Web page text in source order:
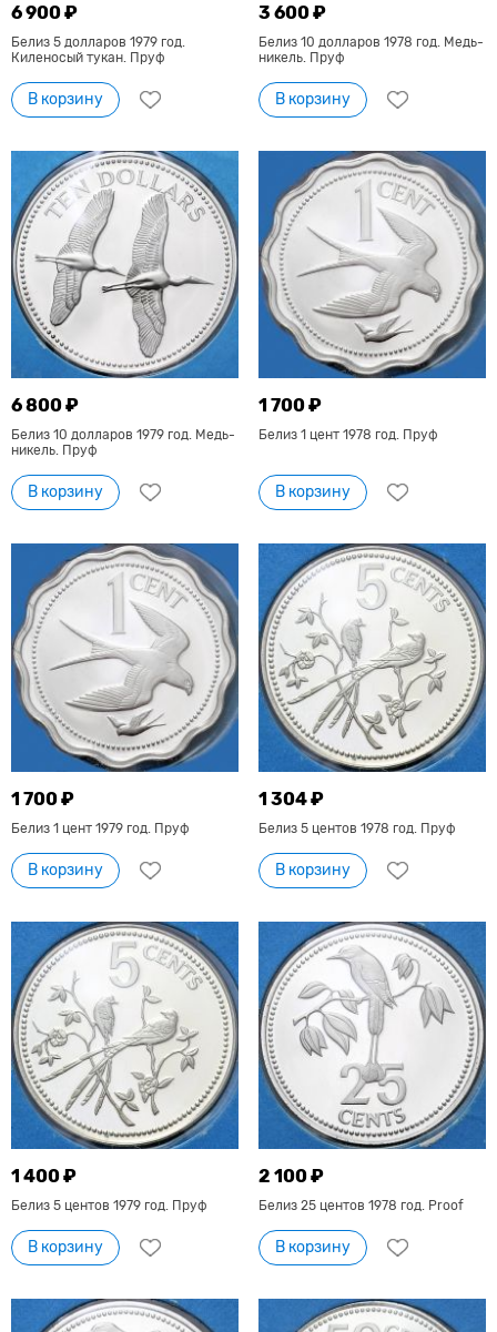
6 900 ₽
Белиз 5 долларов 1979 год.
Киленосый тукан. Пруф
В корзину
3 600 ₽
Белиз 10 долларов 1978 год. Медь-
никель. Пруф
В корзину
6 800 ₽
Белиз 10 долларов 1979 год. Медь-
никель. Пруф
В корзину
1 700 ₽
Белиз 1 цент 1978 год. Пруф
В корзину
1 700 ₽
Белиз 1 цент 1979 год. Пруф
В корзину
1 304 ₽
Белиз 5 центов 1978 год. Пруф
В корзину
1 400 ₽
Белиз 5 центов 1979 год. Пруф
В корзину
2 100 ₽
Белиз 25 центов 1978 год. Proof
В корзину